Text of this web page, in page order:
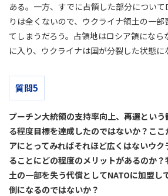
ある。一方、すでに占領した部分につい
りは全くないので、ウクライナ領土の一
てしまうだろう。占領地はロシア領になら
に入り、ウクライナは国が分裂した状態に
質問5
プーチン大統領の支持率向上、再選とい
る程度目標を達成したのではないか？こ
アにとってみればそれほど広くはないウ
ることにどの程度のメリットがあるのか
土の一部を失う代償としてNATOに加盟し
倒になるのではないか？